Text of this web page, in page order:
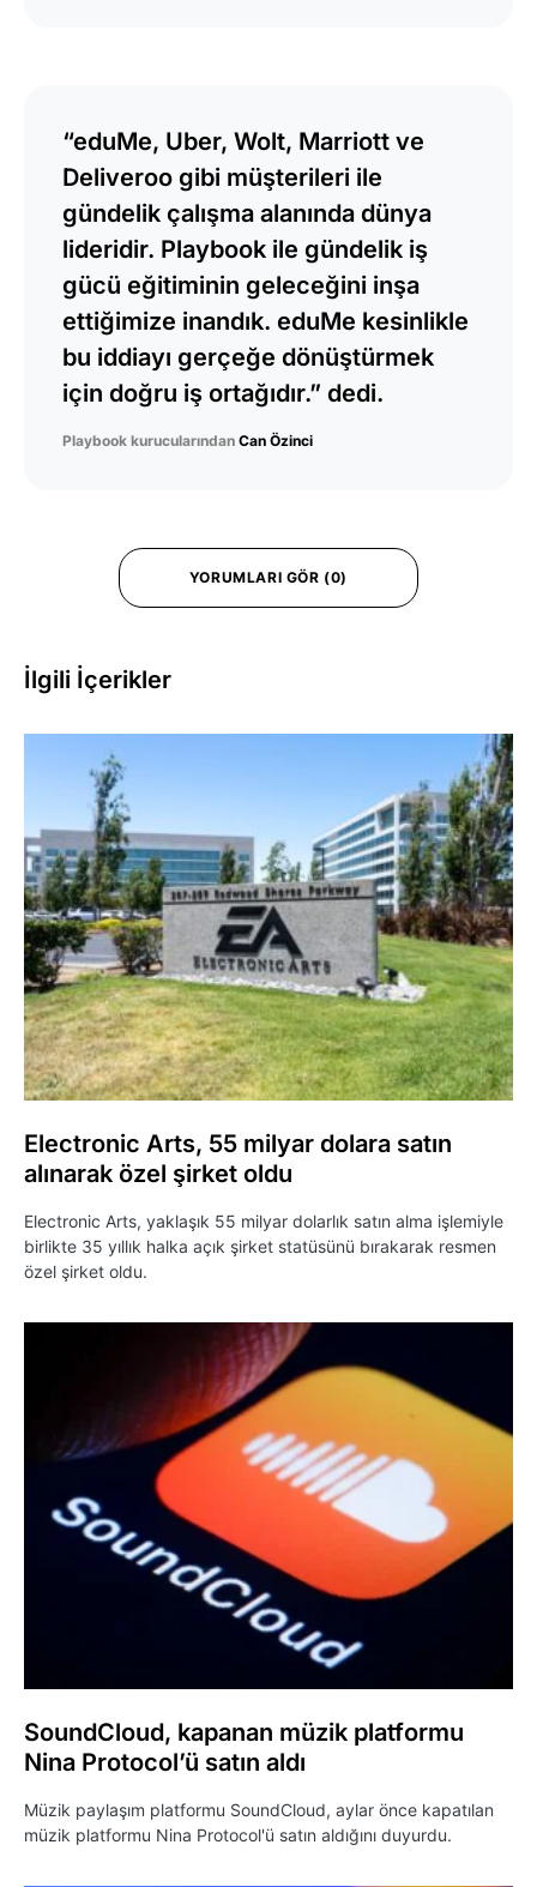
“eduMe, Uber, Wolt, Marriott ve
Deliveroo gibi müşterileri ile
gündelik çalışma alanında dünya
lideridir. Playbook ile gündelik iş
gücü eğitiminin geleceğini inşa
ettiğimize inandık. eduMe kesinlikle
bu iddiayı gerçeğe dönüştürmek
için doğru iş ortağıdır.” dedi.
Playbook kurucularından Can Özinci
YORUMLARI GÖR (0)
İlgili İçerikler
Electronic Arts, 55 milyar dolara satın
alınarak özel şirket oldu
Electronic Arts, yaklaşık 55 milyar dolarlık satın alma işlemiyle
birlikte 35 yıllık halka açık şirket statüsünü bırakarak resmen
özel şirket oldu.
SoundCloud, kapanan müzik platformu
Nina Protocol’ü satın aldı
Müzik paylaşım platformu SoundCloud, aylar önce kapatılan
müzik platformu Nina Protocol'ü satın aldığını duyurdu.